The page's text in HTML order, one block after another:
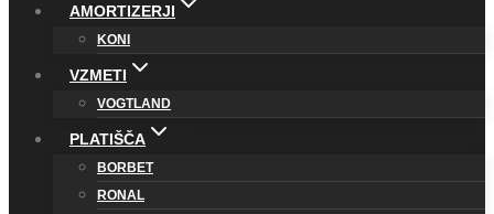
AMORTIZERJI
KONI
VZMETI
VOGTLAND
PLATIŠČA
BORBET
RONAL